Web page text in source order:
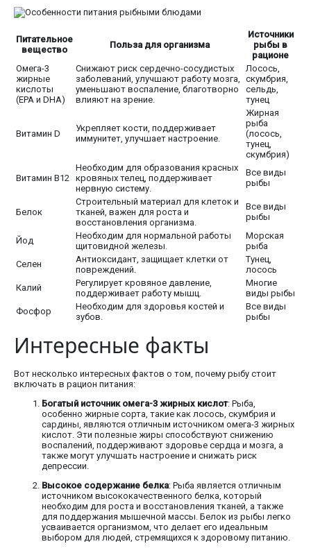
Питательное
вещество
Польза для организма
Источники
рыбы в
рационе
Омега-3
жирные
кислоты
(EPA и DHA)
Снижают риск сердечно-сосудистых
заболеваний, улучшают работу мозга,
уменьшают воспаление, благотворно
влияют на зрение.
Лосось,
скумбрия,
сельдь,
тунец
Витамин D
Укрепляет кости, поддерживает
иммунитет, улучшает настроение.
Жирная
рыба
(лосось,
тунец,
скумбрия)
Витамин B12
Необходим для образования красных
кровяных телец, поддерживает
нервную систему.
Все виды
рыбы
Белок
Строительный материал для клеток и
тканей, важен для роста и
восстановления организма.
Все виды
рыбы
Йод
Необходим для нормальной работы
щитовидной железы.
Морская
рыба
Селен
Антиоксидант, защищает клетки от
повреждений.
Тунец,
лосось
Калий
Регулирует кровяное давление,
поддерживает работу мышц.
Многие
виды рыбы
Фосфор
Необходим для здоровья костей и
зубов.
Все виды
рыбы
Интересные факты
Вот несколько интересных фактов о том, почему рыбу стоит
включать в рацион питания:
Богатый источник омега-3 жирных кислот: Рыба,
особенно жирные сорта, такие как лосось, скумбрия и
сардины, являются отличным источником омега-3 жирных
кислот. Эти полезные жиры способствуют снижению
воспалений, поддерживают здоровье сердца и мозга, а
также могут улучшать настроение и снижать риск
депрессии.
Высокое содержание белка: Рыба является отличным
источником высококачественного белка, который
необходим для роста и восстановления тканей, а также
для поддержания мышечной массы. Белок из рыбы легко
усваивается организмом, что делает его идеальным
выбором для людей, стремящихся к здоровому питанию.